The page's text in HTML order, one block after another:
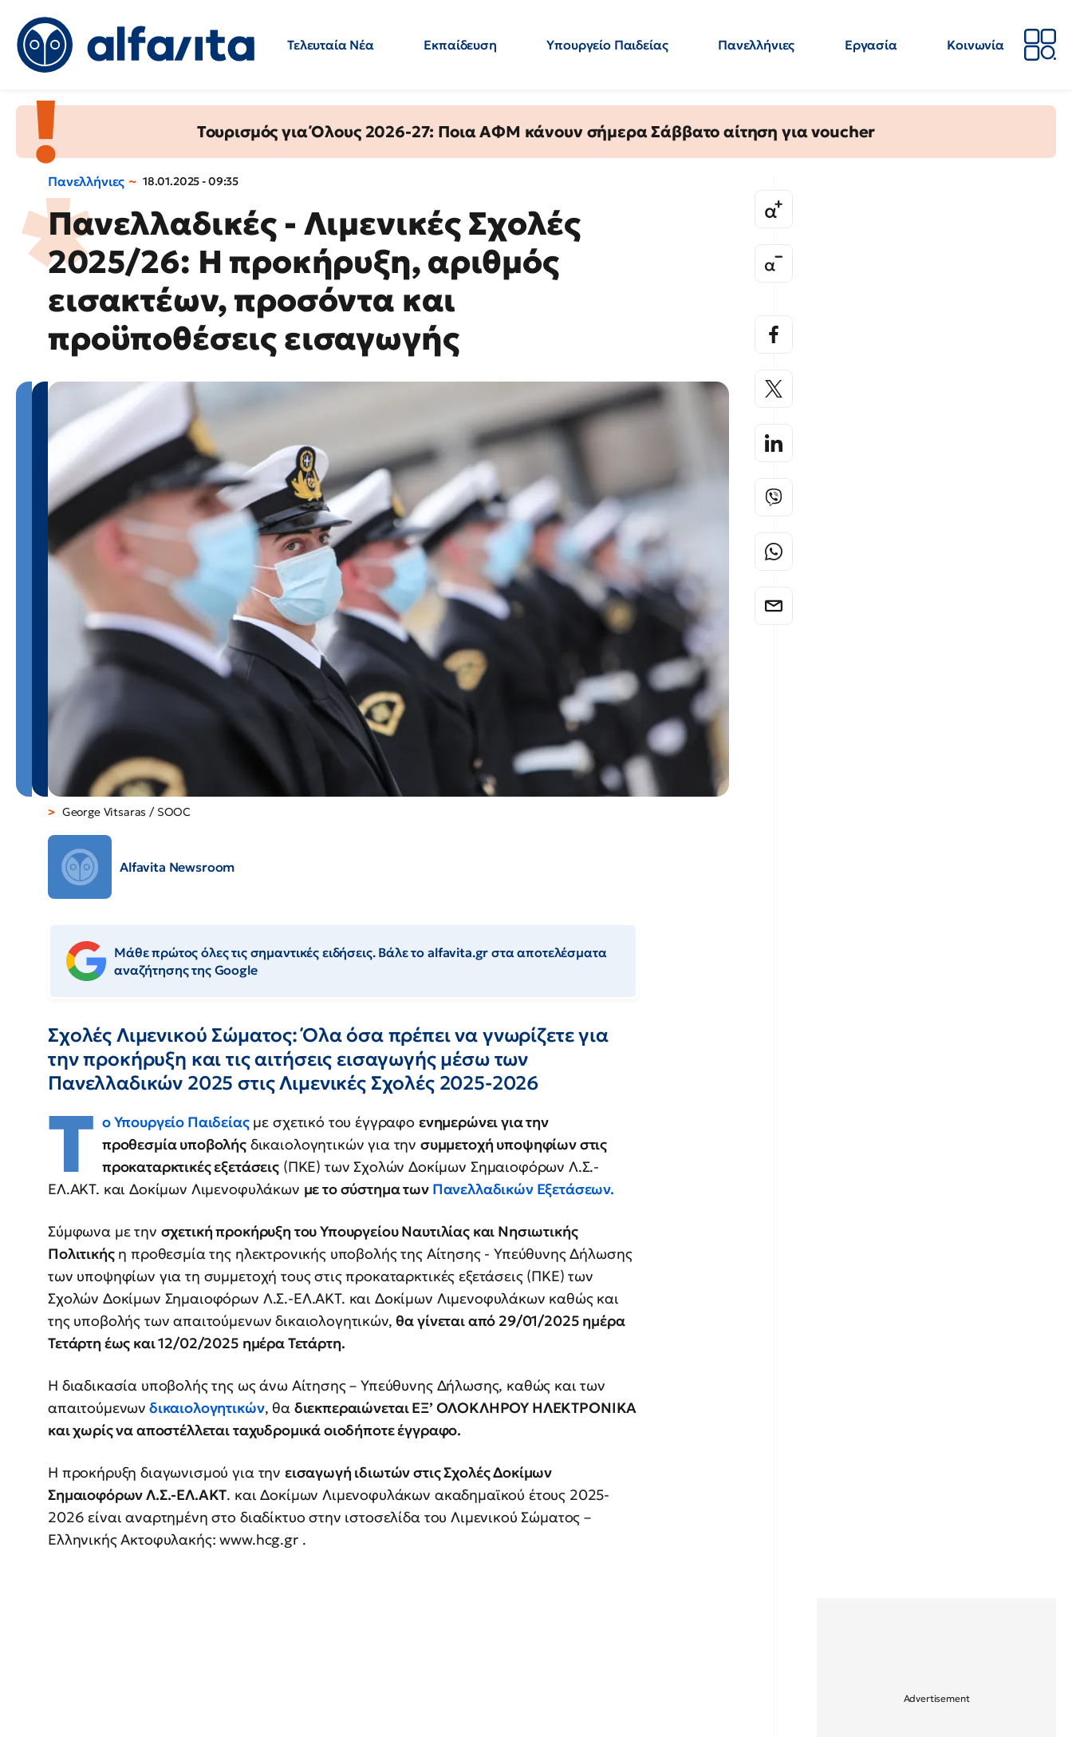
Τελευταία Νέα Εκπαίδευση Υπουργείο Παιδείας Πανελλήνιες Εργασία
Κοινωνία
Τουρισμός για Όλους 2026-27: Ποια ΑΦΜ κάνουν σήμερα Σάββατο αίτηση για voucher
Πανελλήνιες 18.01.2025 - 09:35
Πανελλαδικές - Λιμενικές Σχολές
2025/26: Η προκήρυξη, αριθμός
εισακτέων, προσόντα και
προϋποθέσεις εισαγωγής
George Vitsaras / SOOC
Alfavita Newsroom
Μάθε πρώτος όλες τις σημαντικές ειδήσεις. Βάλε το alfavita.gr στα αποτελέσματα
αναζήτησης της Google
Σχολές Λιμενικού Σώματος: Όλα όσα πρέπει να γνωρίζετε για
την προκήρυξη και τις αιτήσεις εισαγωγής μέσω των
Πανελλαδικών 2025 στις Λιμενικές Σχολές 2025-2026
Τ ο Υπουργείο Παιδείαςμε σχετικό του έγγραφο ενημερώνει για την
προθεσμία υποβολήςδικαιολογητικών για την συμμετοχή υποψηφίων στις
προκαταρκτικές εξετάσεις (ΠΚΕ) των Σχολών Δοκίμων Σημαιοφόρων Λ.Σ.-
ΕΛ.ΑΚΤ. και Δοκίμων Λιμενοφυλάκων με το σύστημα των Πανελλαδικών Εξετάσεων.
Σύμφωνα με την σχετική προκήρυξη του Υπουργείου Ναυτιλίας και Νησιωτικής
Πολιτικήςη προθεσμία της ηλεκτρονικής υποβολής της Αίτησης - Υπεύθυνης Δήλωσης
των υποψηφίων για τη συμμετοχή τους στις προκαταρκτικές εξετάσεις (ΠΚΕ) των
Σχολών Δοκίμων Σημαιοφόρων Λ.Σ.-ΕΛ.ΑΚΤ. και Δοκίμων Λιμενοφυλάκων καθώς και
της υποβολής των απαιτούμενων δικαιολογητικών,θα γίνεται από 29/01/2025 ημέρα
Τετάρτη έως και 12/02/2025 ημέρα Τετάρτη.
Η διαδικασία υποβολής της ως άνω Αίτησης – Υπεύθυνης Δήλωσης, καθώς και των
απαιτούμενων δικαιολογητικών, θα διεκπεραιώνεται ΕΞ’ ΟΛΟΚΛΗΡΟΥ ΗΛΕΚΤΡΟΝΙΚΑ
και χωρίς να αποστέλλεται ταχυδρομικά οιοδήποτε έγγραφο.
Η προκήρυξη διαγωνισμού για την εισαγωγή ιδιωτών στις Σχολές Δοκίμων
Σημαιοφόρων Λ.Σ.-ΕΛ.ΑΚΤ. και Δοκίμων Λιμενοφυλάκων ακαδημαϊκού έτους 2025-
2026 είναι αναρτημένη στο διαδίκτυο στην ιστοσελίδα του Λιμενικού Σώματος –
Ελληνικής Ακτοφυλακής: www.hcg.gr .